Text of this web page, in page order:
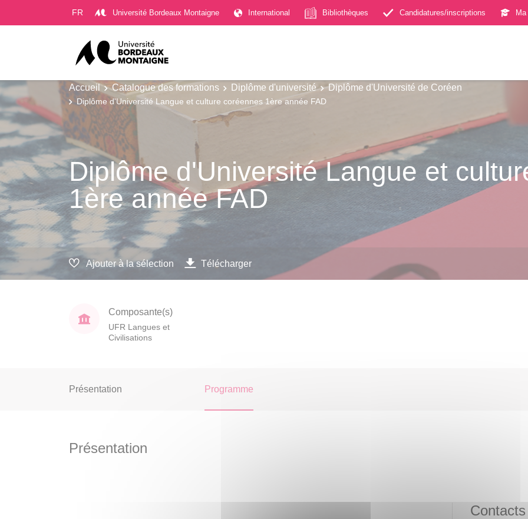
FR Université Bordeaux Montaigne International Bibliothèques Candidatures/inscriptions Ma
Accueil Catalogue des formations Diplôme d'université Diplôme d'Université de Coréen
Diplôme d'Université Langue et culture coréennes 1ère année FAD
Diplôme d'Université Langue et
1ère année FAD
Ajouter à la sélection Télécharger
Composante(s)
UFR Langues et
Civilisations
Présentation Programme
Présentation
Contacts